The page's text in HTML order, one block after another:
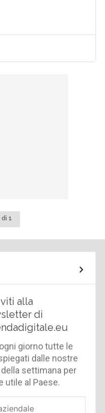
1
alla
di
giorno tutte le
dalle nostre
settimana per
utile al Paese.